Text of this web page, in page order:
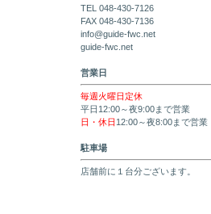
TEL 048-430-7126
FAX 048-430-7136
info@guide-fwc.net
guide-fwc.net
営業日
毎週火曜日定休
平日12:00～夜9:00まで営業
日・休日 12:00～夜8:00まで営業
駐車場
店舗前に１台分ございます。